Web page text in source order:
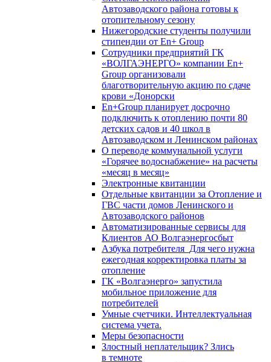
Автозаводского района готовы к
отопительному сезону
Нижегородские студенты получили
стипендии от En+ Group
Сотрудники предприятий ГК
«ВОЛГАЭНЕРГО» компании En+
Group организовали
благотворительную акцию по сдаче
крови «Донорски
En+Group планирует досрочно
подключить к отоплению почти 80
детских садов и 40 школ в
Автозаводском и Ленинском районах
О переводе коммунальной услуги
«Горячее водоснабжение» на расчеты
«месяц в месяц»
Электронные квитанции
Отдельные квитанции за Отопление и
ГВС части домов Ленинского и
Автозаводского районов
Автоматизированные сервисы для
Клиентов АО Волгаэнергосбыт
Азбука потребителя_Для чего нужна
ежегодная корректировка платы за
отопление
ГК «Волгаэнерго» запустила
мобильное приложение для
потребителей
Умные счетчики. Интеллектуальная
система учета.
Меры безопасности
Злостный неплательщик? Злись
в темноте